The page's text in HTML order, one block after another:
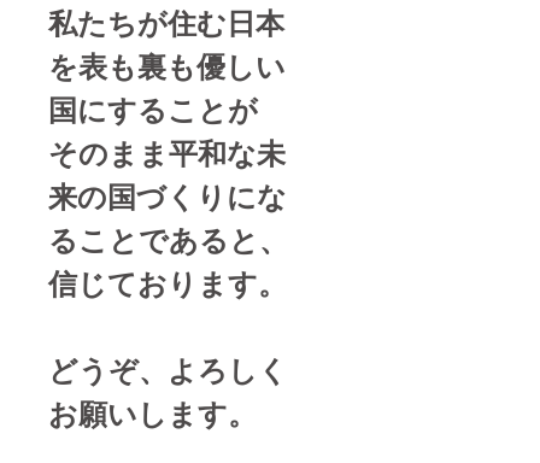
私たちが住む日本
を表も裏も優しい
国にすることが
そのまま平和な未
来の国づくりにな
ることであると、
信じております。
どうぞ、よろしく
お願いします。